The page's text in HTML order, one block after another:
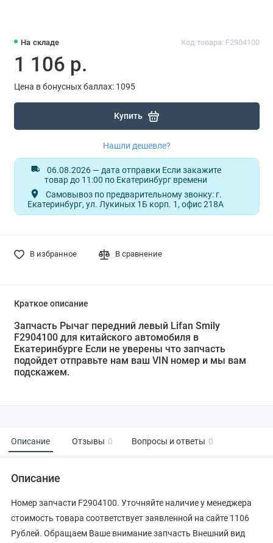
На складе Код товара: F2904100
1 106 р.
Цена в бонусных баллах: 1095
Купить
Нашли дешевле?
06.08.2026 — дата отправки Если закажите
товар до 11:00 по Екатеринбург времени
Самовывоз по предварительному звонку: г.
Екатеринбург, ул. Лукиных 1Б корп. 1, офис 218А
В избранное В сравнение
Краткое описание
Запчасть Рычаг передний левый Lifan Smily
F2904100 для китайского автомобиля в
Екатеринбурге Если не уверены что запчасть
подойдет отправьте нам ваш VIN номер и мы вам
подскажем.
Описание Отзывы 0 Вопросы и ответы 0
Описание
Номер запчасти F2904100. Уточняйте наличие у менеджера
стоимость товара соответствует заявленной на сайте 1106
Рублей. Обращаем Ваше внимание запчасть Внешний вид